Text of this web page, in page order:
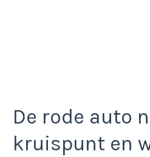
De rode auto
kruispunt en